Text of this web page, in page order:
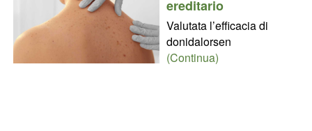
ereditario
Valutata l’efficacia di
donidalorsen
(Continua)